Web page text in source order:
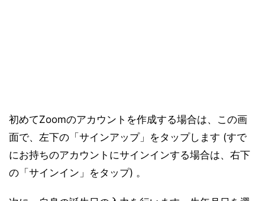
初めてZoomのアカウントを作成する場合は、この画
面で、左下の「サインアップ」をタップします (すで
にお持ちのアカウントにサインインする場合は、右下
の「サインイン」をタップ) 。